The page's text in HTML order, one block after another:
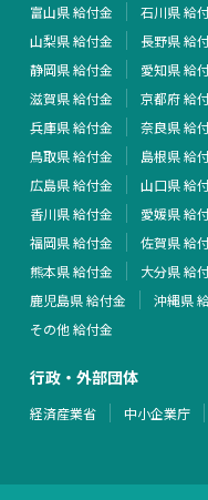
富山県 給付金
石川県 給
山梨県 給付金
長野県 給
静岡県 給付金
愛知県 給
滋賀県 給付金
京都府 給
兵庫県 給付金
奈良県 給
鳥取県 給付金
島根県 給
広島県 給付金
山口県 給
香川県 給付金
愛媛県 給
福岡県 給付金
佐賀県 給
熊本県 給付金
大分県 給
鹿児島県 給付金
沖縄県
その他 給付金
行政・外部団体
経済産業省 中小企業庁